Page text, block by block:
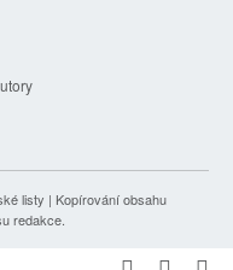
listy | Kopírování obsahu
redakce.